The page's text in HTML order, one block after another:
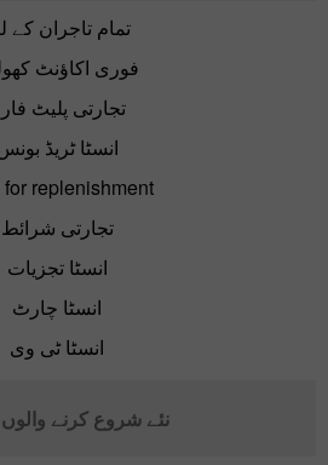
تمام تاجران کے
فوری اکاؤنٹ
تجارتی پلیٹ
انسٹا ٹریڈ
for replenishment
تجارتی شرائط
انسٹا تجزیات
انسٹا چارٹ
انسٹا ٹی وی
نئے شروع کرنے